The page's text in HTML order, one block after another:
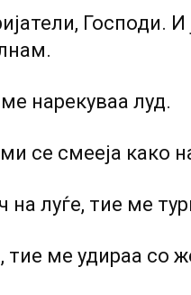
Господи. И
нарекуваа луд.
се смееја како
луѓе, тие ме
тие ме удираа со